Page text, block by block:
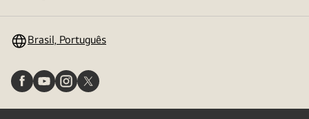
Brasil, Português